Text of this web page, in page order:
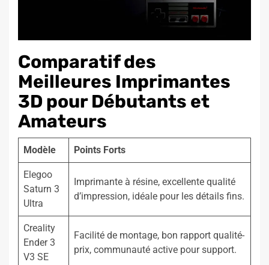
Comparatif des
Meilleures Imprimantes
3D pour Débutants et
Amateurs
Modèle Points Forts
Elegoo
Saturn 3
Ultra
Imprimante à résine, excellente qualité
d’impression, idéale pour les détails fins.
Creality
Ender 3
V3 SE
Facilité de montage, bon rapport qualité-
prix, communauté active pour support.